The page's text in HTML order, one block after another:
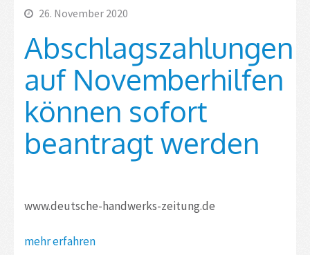
26. November 2020
Abschlagszahlungen
auf Novemberhilfen
können sofort
beantragt werden
www.deutsche-handwerks-zeitung.de
mehr erfahren